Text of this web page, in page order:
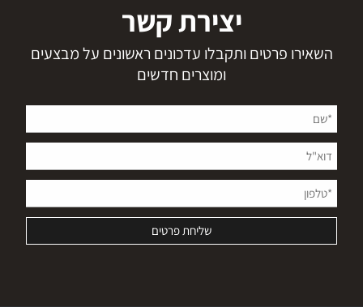
יצירת קשר
השאירו פרטים ותקבלו עדכונים ראשונים על מבצעים
ומוצרים חדשים